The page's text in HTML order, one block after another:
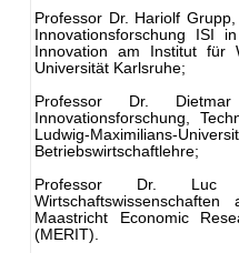
Professor Dr. Hariolf
Innovationsforschung ISI
Innovation am Institut für
Universität Karlsruhe;
Professor Dr.
Innovationsforschung,
Ludwig-
Betriebswirtschaftlehre;
Professor Dr. Luc
Maastricht Economic
(MERIT).